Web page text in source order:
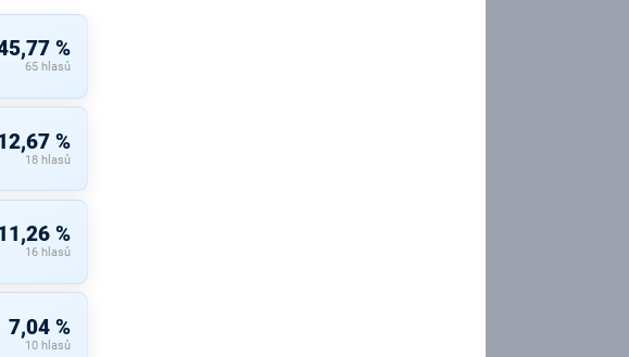
%
65 hlasů
%
18 hlasů
%
16 hlasů
7,04 %
10 hlasů